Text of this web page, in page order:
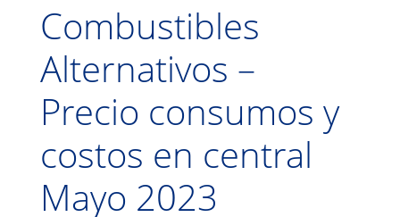
Combustibles
Alternativos –
Precio consumos y
costos en central
Mayo 2023